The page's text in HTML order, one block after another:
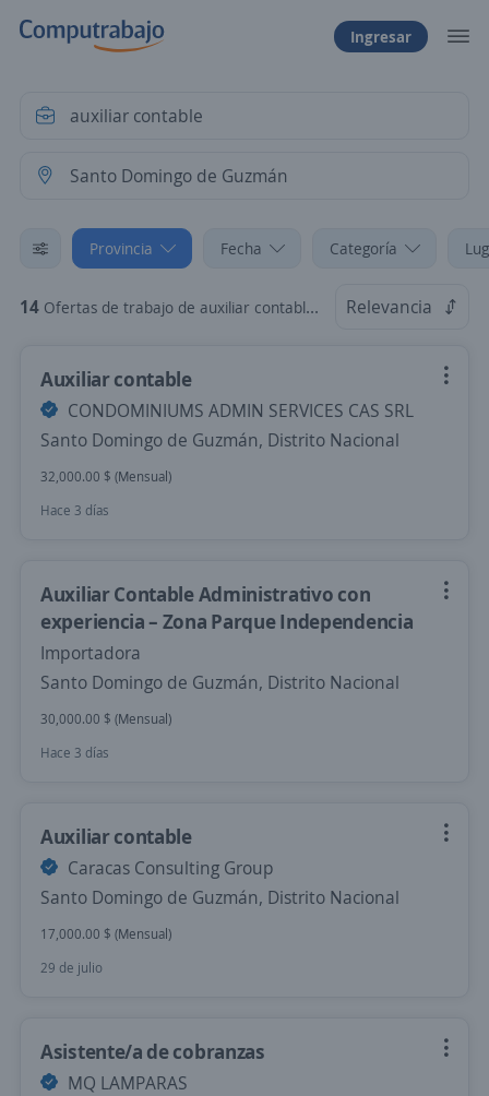
Ingresar
Provincia Fecha Categoría
14 Ofertas de trabajo de auxiliar contable en Santo Domingo de Guzmán, Distrito Nacional Relevancia
Auxiliar contable
CONDOMINIUMS ADMIN SERVICES CAS SRL
Santo Domingo de Guzmán, Distrito Nacional
32,000.00 $ (Mensual)
Hace 3 días
Auxiliar Contable Administrativo con
experiencia – Zona Parque Independencia
Importadora
Santo Domingo de Guzmán, Distrito Nacional
30,000.00 $ (Mensual)
Hace 3 días
Auxiliar contable
Caracas Consulting Group
Santo Domingo de Guzmán, Distrito Nacional
17,000.00 $ (Mensual)
29 de julio
Asistente/a de cobranzas
MQ LAMPARAS